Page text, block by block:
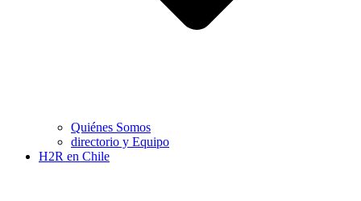
Quiénes Somos
directorio y Equipo
H2R en Chile